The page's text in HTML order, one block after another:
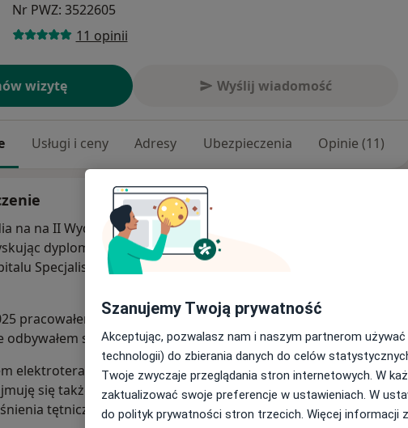
Nr PWZ: 3522605
11 opinii
wizytę Wyślij wiadomość
Usługi i ceny Adresy Ubezpieczenia Opinie (11)
na na II Wydziale Lekarskim Warszawskiego Uniwersytetu
dyplom lekarza w 2018 r. Następnie w latach 2018-2019 w
Specjalistycznym w Radomiu ukończyłem staż
pracowałem w II Klinice Kardiologii i Elektroterapii Serca UCK
odbywałem szkolenie specjalizacyjne z kardiologii.
elektroterapii serca (zaburzenia rytmu, urządzenia
się także leczeniem niewydolności serca, choroby
tętniczego
Szanujemy Twoją prywatność
Akceptując, pozwalasz nam i naszym partnerom
technologii) do zbierania danych do celów
Twoje zwyczaje przeglądania stron internetowych. W
zaktualizować swoje preferencje w ustawieniach. W
do polityk prywatności stron trzecich. Więcej informacji